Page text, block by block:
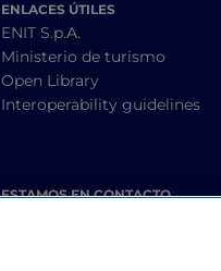
ENLACES ÚTILES
ENIT S.p.A.
Ministerio de turismo
Open Library
Interoperability guidelines
ESTAMOS EN CONTACTO